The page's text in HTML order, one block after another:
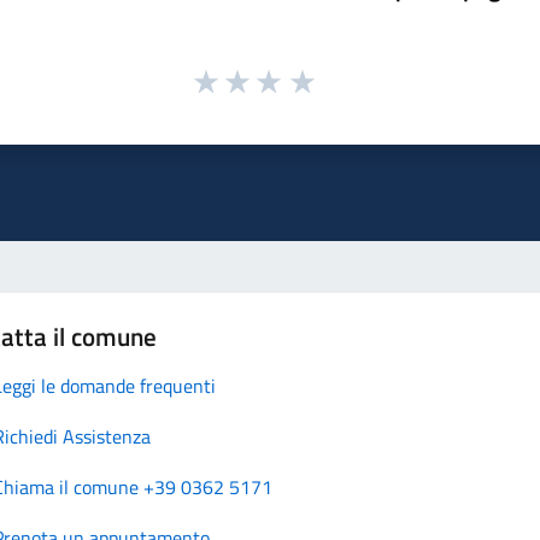
il comune
le domande frequenti
Assistenza
il comune +39 0362 5171